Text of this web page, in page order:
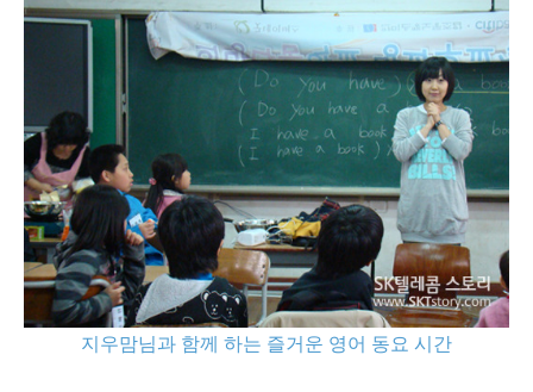
지우맘님과 함께 하는 즐거운 영어 동요 시간